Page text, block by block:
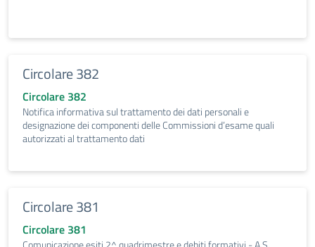
Circolare 382
Circolare 382
Notifica informativa sul trattamento dei dati personali e
designazione dei componenti delle Commissioni d’esame quali
autorizzati al trattamento dati
Circolare 381
Circolare 381